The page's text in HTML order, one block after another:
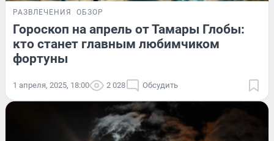
РАЗВЛЕЧЕНИЯ ОБЗОР
Гороскоп на апрель от Тамары Глобы:
кто станет главным любимчиком
фортуны
1 апреля, 2025, 18:00 2 028 Обсудить